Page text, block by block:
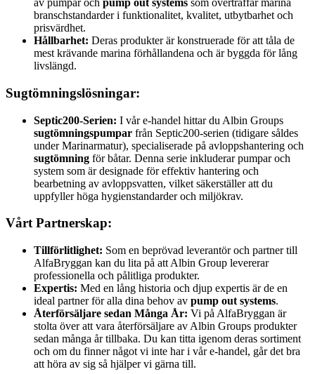
av pumpar och pump out systems som överträffar marina
branschstandarder i funktionalitet, kvalitet, utbytbarhet och
prisvärdhet.
Hållbarhet: Deras produkter är konstruerade för att tåla de
mest krävande marina förhållandena och är byggda för lång
livslängd.
Sugtömningslösningar:
Septic200-Serien: I vår e-handel hittar du Albin Groups
sugtömningspumpar från Septic200-serien (tidigare såldes
under Marinarmatur), specialiserade på avloppshantering och
sugtömning för båtar. Denna serie inkluderar pumpar och
system som är designade för effektiv hantering och
bearbetning av avloppsvatten, vilket säkerställer att du
uppfyller höga hygienstandarder och miljökrav.
Vårt Partnerskap:
Tillförlitlighet: Som en beprövad leverantör och partner till
AlfaBryggan kan du lita på att Albin Group levererar
professionella och pålitliga produkter.
Expertis: Med en lång historia och djup expertis är de en
ideal partner för alla dina behov av pump out systems.
Återförsäljare sedan Många År: Vi på AlfaBryggan är
stolta över att vara återförsäljare av Albin Groups produkter
sedan många år tillbaka. Du kan titta igenom deras sortiment
och om du finner något vi inte har i vår e-handel, går det bra
att höra av sig så hjälper vi gärna till.